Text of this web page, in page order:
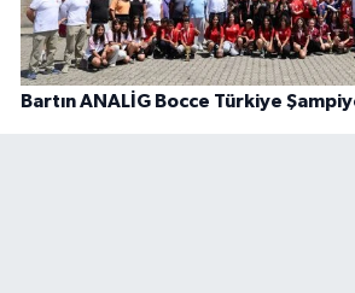
Bartın ANALİG Bocce Türkiye